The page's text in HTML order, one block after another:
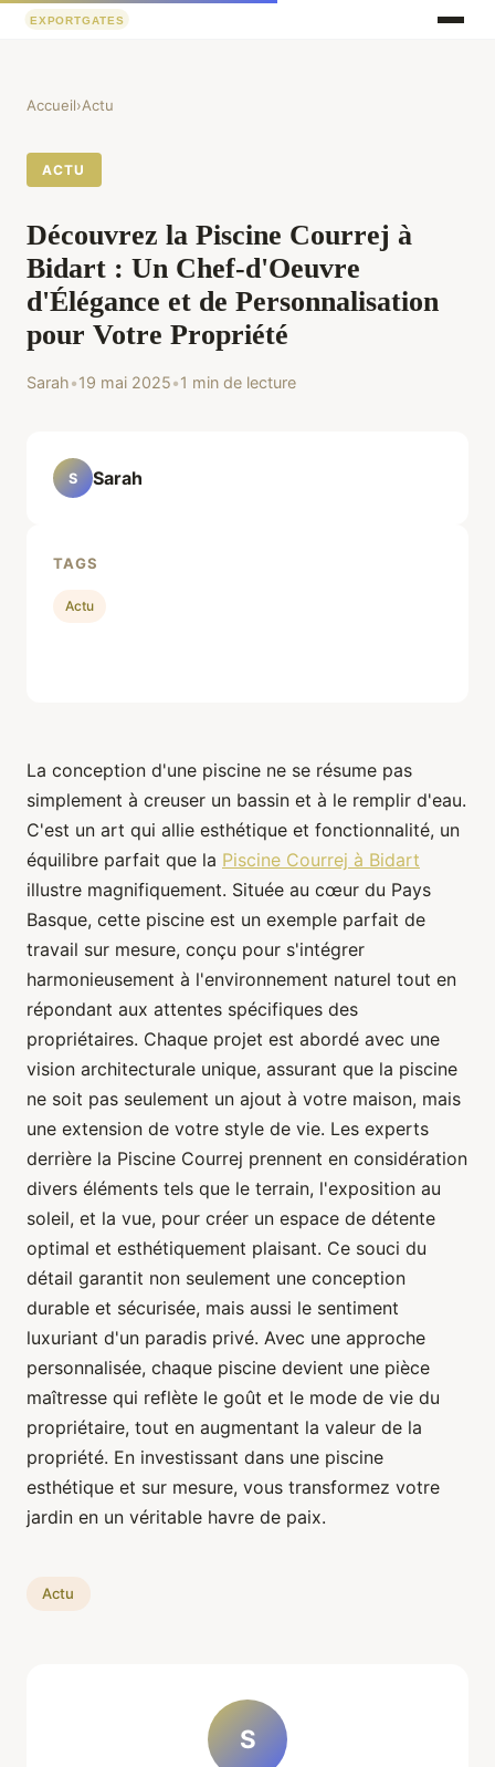
Accueil›Actu
ACTU
Découvrez la Piscine Courrej à
Bidart : Un Chef-d'Oeuvre
d'Élégance et de Personnalisation
pour Votre Propriété
Sarah•19 mai 2025•1 min de lecture
La conception d'une piscine ne se résume pas
simplement à creuser un bassin et à le remplir d'eau.
C'est un art qui allie esthétique et fonctionnalité, un
équilibre parfait que la Piscine Courrej à Bidart
illustre magnifiquement. Située au cœur du Pays
Basque, cette piscine est un exemple parfait de
travail sur mesure, conçu pour s'intégrer
harmonieusement à l'environnement naturel tout en
répondant aux attentes spécifiques des
propriétaires. Chaque projet est abordé avec une
vision architecturale unique, assurant que la piscine
ne soit pas seulement un ajout à votre maison, mais
une extension de votre style de vie. Les experts
derrière la Piscine Courrej prennent en considération
divers éléments tels que le terrain, l'exposition au
soleil, et la vue, pour créer un espace de détente
optimal et esthétiquement plaisant. Ce souci du
détail garantit non seulement une conception
durable et sécurisée, mais aussi le sentiment
luxuriant d'un paradis privé. Avec une approche
personnalisée, chaque piscine devient une pièce
maîtresse qui reflète le goût et le mode de vie du
propriétaire, tout en augmentant la valeur de la
propriété. En investissant dans une piscine
esthétique et sur mesure, vous transformez votre
jardin en un véritable havre de paix.
Actu
S
S Sarah
TAGS
Actu